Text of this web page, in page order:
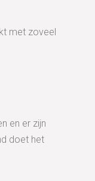
met zoveel
en er zijn
doet het